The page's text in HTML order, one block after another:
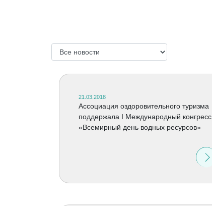
21.03.2018
Ассоциация оздоровительного туризма
поддержала I Международный конгресс
«Всемирный день водных ресурсов»